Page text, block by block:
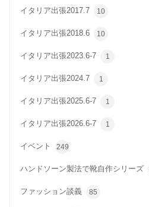
イタリア出張2017.7 10
イタリア出張2018.6 10
イタリア出張2023.6-7 1
イタリア出張2024.7 1
イタリア出張2025.6-7 1
イタリア出張2026.6-7 1
イベント 249
ハンドソーン製法で靴自作シリーズ
ファッション談義 85